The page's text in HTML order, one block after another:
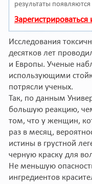
результаты
Исследования
десятков лет
и Европы. Ученые
использующими
потрясли ученых.
Так, по данным
большую реакцию,
том, что у женщин,
раз в месяц,
истины в грустной
черную краску для
Не меньшую
ингредиентов